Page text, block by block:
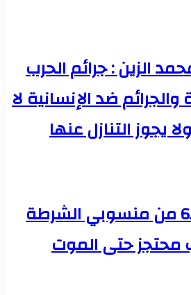
الزين : جرائم الحرب
والجرائم ضد الإنسانية لا
يجوز التنازل عنها
الإعدام قصاصا لـ6 من منسوبي الشرطة
حتى الموت